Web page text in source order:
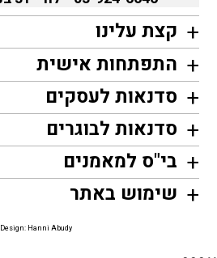
קצת עלינו
התפתחות אישית
סדנאות לעסקים
סדנאות לבוגרים
בי"ס למאמנים
שימוש באתר
Design: Hanni Abudy